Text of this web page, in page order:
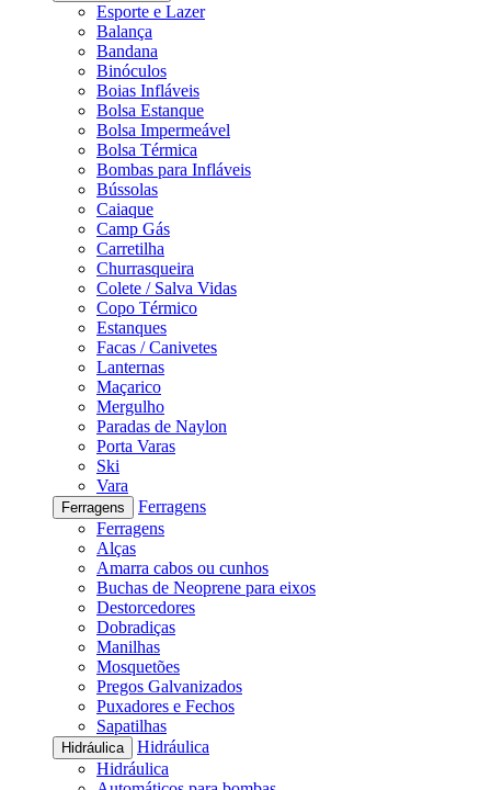
Esporte e Lazer
Balança
Bandana
Binóculos
Boias Infláveis
Bolsa Estanque
Bolsa Impermeável
Bolsa Térmica
Bombas para Infláveis
Bússolas
Caiaque
Camp Gás
Carretilha
Churrasqueira
Colete / Salva Vidas
Copo Térmico
Estanques
Facas / Canivetes
Lanternas
Maçarico
Mergulho
Paradas de Naylon
Porta Varas
Ski
Vara
Ferragens
Ferragens
Ferragens
Alças
Amarra cabos ou cunhos
Buchas de Neoprene para eixos
Destorcedores
Dobradiças
Manilhas
Mosquetões
Pregos Galvanizados
Puxadores e Fechos
Sapatilhas
Hidráulica
Hidráulica
Hidráulica